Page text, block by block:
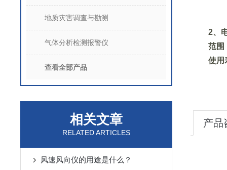
地质灾害调查与勘测
气体分析检测报警仪
查看全部产品
相关文章
RELATED ARTICLES
风速风向仪的用途是什么？
2、
范围
使用
产品